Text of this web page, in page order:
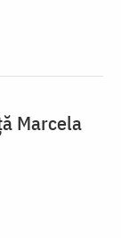
Marcela